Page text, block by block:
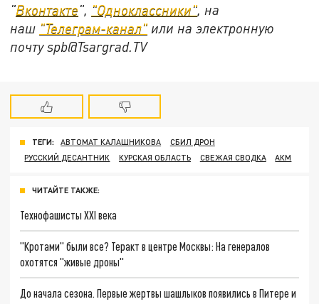
"Вконтакте", "Одноклассники", на
наш "Телеграм-канал" или на электронную
почту spb@Tsargrad.TV
ТЕГИ: АВТОМАТ КАЛАШНИКОВА
СБИЛ ДРОН
РУССКИЙ ДЕСАНТНИК
КУРСКАЯ ОБЛАСТЬ СВЕЖАЯ СВОДКА АКМ
ЧИТАЙТЕ ТАКЖЕ:
Технофашисты XXI века
"Кротами" были все? Теракт в центре Москвы: На генералов
охотятся "живые дроны"
До начала сезона. Первые жертвы шашлыков появились в Питере и